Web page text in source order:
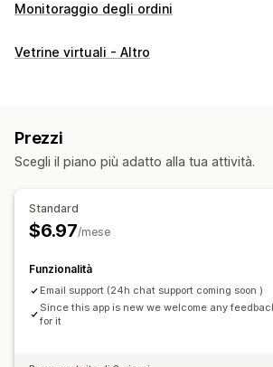
Monitoraggio degli ordini
Vetrine virtuali - Altro
Prezzi
Scegli il piano più adatto alla tua attività.
Standard
$6.97/mese
Funzionalità
Email support (24h chat support coming soon )
Since this app is new we welcome any
for it